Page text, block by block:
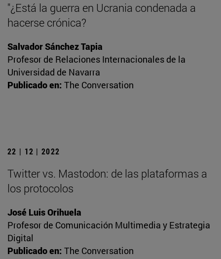
"¿Está la guerra en Ucrania condenada a
hacerse crónica?
Salvador Sánchez Tapia
Profesor de Relaciones Internacionales de la
Universidad de Navarra
Publicado en: The Conversation
22 | 12 | 2022
Twitter vs. Mastodon: de las plataformas a
los protocolos
José Luis Orihuela
Profesor de Comunicación Multimedia y Estrategia
Digital
Publicado en: The Conversation